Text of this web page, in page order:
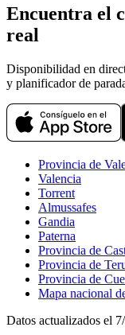
Encuentra el
real
Disponibilidad en
y planificador de
Provincia de
Valencia
Torrent
Almussafes
Gandia
Paterna
Provincia de
Provincia de
Provincia de
Mapa nacional
Datos actualizados el